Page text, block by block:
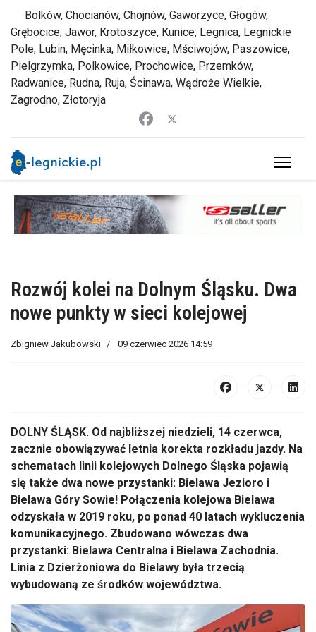
Bolków, Chocianów, Chojnów, Gaworzyce, Głogów,
Grębocice, Jawor, Krotoszyce, Kunice, Legnica, Legnickie
Pole, Lubin, Męcinka, Miłkowice, Mściwojów, Paszowice,
Pielgrzymka, Polkowice, Prochowice, Przemków,
Radwanice, Rudna, Ruja, Ścinawa, Wądroże Wielkie,
Zagrodno, Złotoryja
Rozwój kolei na Dolnym Śląsku. Dwa
nowe punkty w sieci kolejowej
Zbigniew Jakubowski 09 czerwiec 2026 14:59
DOLNY ŚLĄSK. Od najbliższej niedzieli, 14 czerwca,
zacznie obowiązywać letnia korekta rozkładu jazdy. Na
schematach linii kolejowych Dolnego Śląska pojawią
się także dwa nowe przystanki: Bielawa Jezioro i
Bielawa Góry Sowie! Połączenia kolejowa Bielawa
odzyskała w 2019 roku, po ponad 40 latach wykluczenia
komunikacyjnego. Zbudowano wówczas dwa
przystanki: Bielawa Centralna i Bielawa Zachodnia.
Linia z Dzierżoniowa do Bielawy była trzecią
wybudowaną ze środków województwa.